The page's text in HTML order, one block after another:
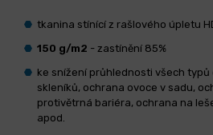
tkanina stínící z rašlového úpletu
150 g/m2 - zastínění 85%
ke snížení průhlednosti všech
skleníků, ochrana ovoce v sadu,
protivětrná bariéra, ochrana na
apod.